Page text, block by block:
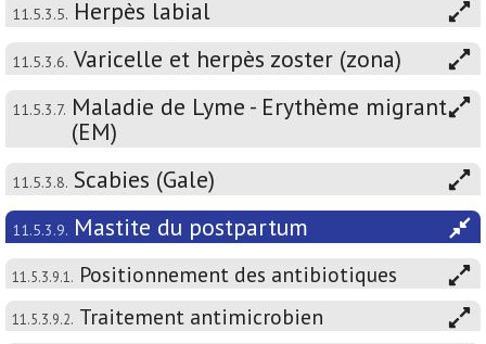
11.5.3.5. Herpès labial
11.5.3.6. Varicelle et herpès zoster (zona)
11.5.3.7. Maladie de Lyme - Erythème migrant
(EM)
11.5.3.8. Scabies (Gale)
11.5.3.9. Mastite du postpartum
11.5.3.9.1. Positionnement des antibiotiques
11.5.3.9.2. Traitement antimicrobien